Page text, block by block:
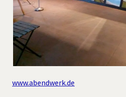
www.abendwerk.de